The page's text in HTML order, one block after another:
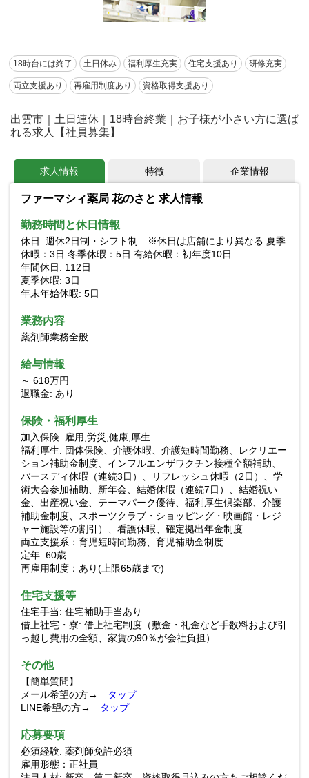
18時台には終了 土日休み 福利厚生充実 住宅支援あり 研修充実
両立支援あり 再雇用制度あり 資格取得支援あり
出雲市｜土日連休｜18時台終業｜お子様が小さい方に選ば
れる求人【社員募集】
求人情報 特徴 企業情報
ファーマシィ薬局 花のさと 求人情報
勤務時間と休日情報
休日: 週休2日制・シフト制 ※休日は店舗により異なる 夏季
休暇：3日 冬季休暇：5日 有給休暇：初年度10日
年間休日: 112日
夏季休暇: 3日
年末年始休暇: 5日
業務内容
薬剤師業務全般
給与情報
～ 618万円
退職金: あり
保険・福利厚生
加入保険: 雇用,労災,健康,厚生
福利厚生: 団体保険、介護休暇、介護短時間勤務、レクリエー
ション補助金制度、インフルエンザワクチン接種全額補助、
バースディ休暇（連続3日）、リフレッシュ休暇（2日）、学
術大会参加補助、新年会、結婚休暇（連続7日）、結婚祝い
金、出産祝い金、テーマパーク優待、福利厚生倶楽部、介護
補助金制度、スポーツクラブ・ショッピング・映画館・レジ
ャー施設等の割引）、看護休暇、確定拠出年金制度
両立支援系：育児短時間勤務、育児補助金制度
定年: 60歳
再雇用制度：あり(上限65歳まで)
住宅支援等
住宅手当: 住宅補助手当あり
借上社宅・寮: 借上社宅制度（敷金・礼金など手数料および引
っ越し費用の全額、家賃の90％が会社負担）
その他
【簡単質問】
メール希望の方→
タップ
LINE希望の方→
タップ
応募要項
必須経験: 薬剤師免許必須
雇用形態：正社員